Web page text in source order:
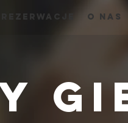
Rezerwacje O Nas